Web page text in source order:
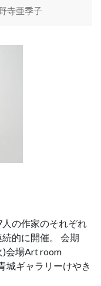
寺亜季子
の作家のそれぞれ
的に開催。 会期
)会場Art room
城ギャラリーけやき